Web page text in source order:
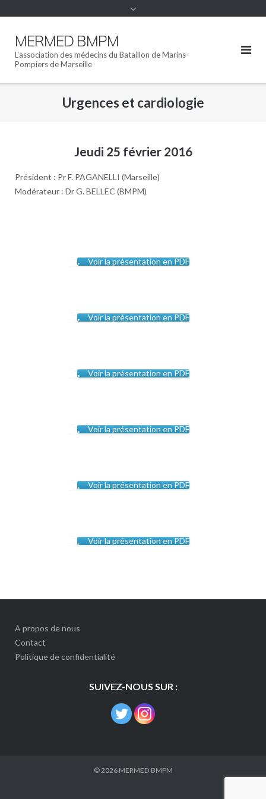
MERMED BMPM
L'association des médecins du Bataillon de Marins-
Pompiers de Marseille
Urgences et cardiologie
Jeudi 25 février 2016
Président : Pr F. PAGANELLI (Marseille)
Modérateur : Dr G. BELLEC (BMPM)
Voir la présentation en PDF
Voir la présentation en PDF
Voir la présentation en PDF
Voir la présentation en PDF
Voir la présentation en PDF
Voir la présentation en PDF
A propos de nous
Contact
Politique de confidentialité
SUIVEZ-NOUS SUR :
© 2026 MERMED BMPM